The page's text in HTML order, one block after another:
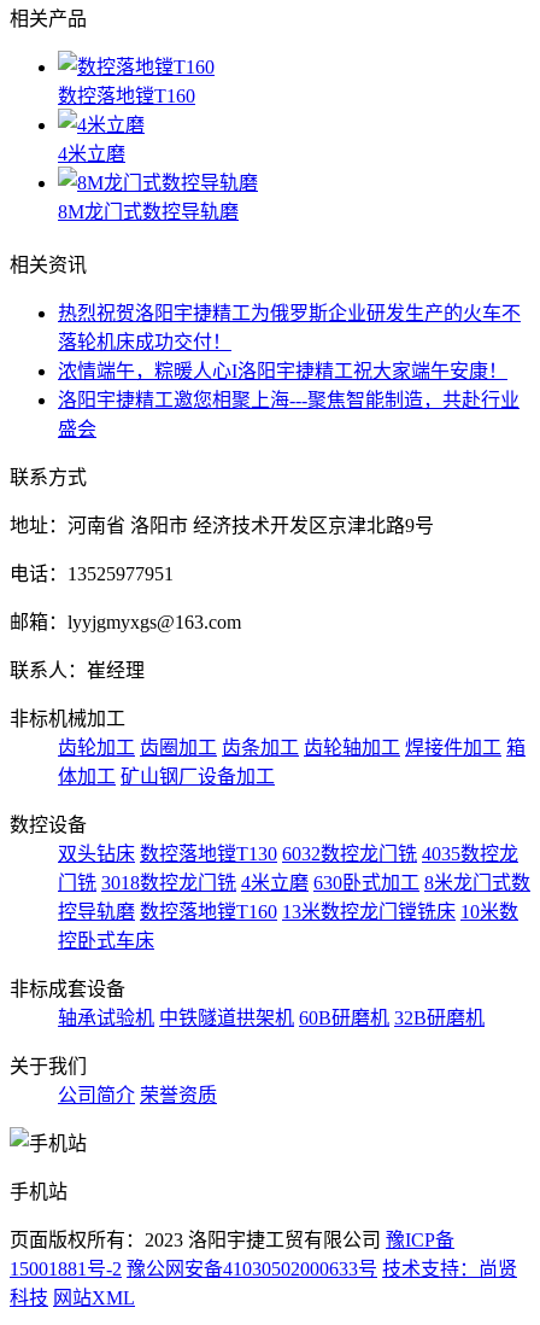
相关产品
数控落地镗T160
4米立磨
8M龙门式数控导轨磨
相关资讯
热烈祝贺洛阳宇捷精工为俄罗斯企业研发生产的火车不
落轮机床成功交付！
浓情端午，粽暖人心I洛阳宇捷精工祝大家端午安康！
洛阳宇捷精工邀您相聚上海---聚焦智能制造，共赴行业
盛会
联系方式
地址：河南省 洛阳市 经济技术开发区京津北路9号
电话：13525977951
邮箱：lyyjgmyxgs@163.com
联系人：崔经理
非标机械加工
齿轮加工 齿圈加工 齿条加工 齿轮轴加工 焊接件加工 箱
体加工 矿山钢厂设备加工
数控设备
双头钻床 数控落地镗T130 6032数控龙门铣 4035数控龙
门铣 3018数控龙门铣 4米立磨 630卧式加工 8米龙门式数
控导轨磨 数控落地镗T160 13米数控龙门镗铣床 10米数
控卧式车床
非标成套设备
轴承试验机 中铁隧道拱架机 60B研磨机 32B研磨机
关于我们
公司简介 荣誉资质
手机站
页面版权所有：2023 洛阳宇捷工贸有限公司 豫ICP备
15001881号-2 豫公网安备41030502000633号 技术支持：尚贤
科技 网站XML